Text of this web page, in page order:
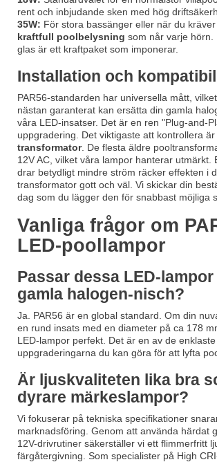
rent och inbjudande sken med hög
35W: För stora bassänger eller när du
kraftfull poolbelysning som når varje hörn.
glas är ett kraftpaket som imponerar.
Installation och
PAR56-standarden har universella mått,
nästan garanterat kan ersätta din gamla
våra LED-insatser. Det är en ren "Plug-and-
uppgradering. Det viktigaste att kontrollera är
transformator. De flesta äldre
12V AC, vilket våra lampor hanterar utmärkt.
drar betydligt mindre ström räcker effekten i
transformator gott och väl. Vi skickar din
dag som du lägger den för snabbast möjliga
Vanliga frågor om
LED-poollampor
Passar dessa LED-lampor
gamla halogen-nisch?
Ja. PAR56 är en global standard. Om din
en rund insats med en diameter på ca 178
LED-lampor perfekt. Det är en av de enklaste
uppgraderingarna du kan göra för att lyfta
Är ljuskvaliteten lika bra
dyrare märkeslampor?
Vi fokuserar på tekniska specifikationer
marknadsföring. Genom att använda härdat
12V-drivrutiner säkerställer vi ett flimmerfritt
färgåtergivning. Som specialister på High